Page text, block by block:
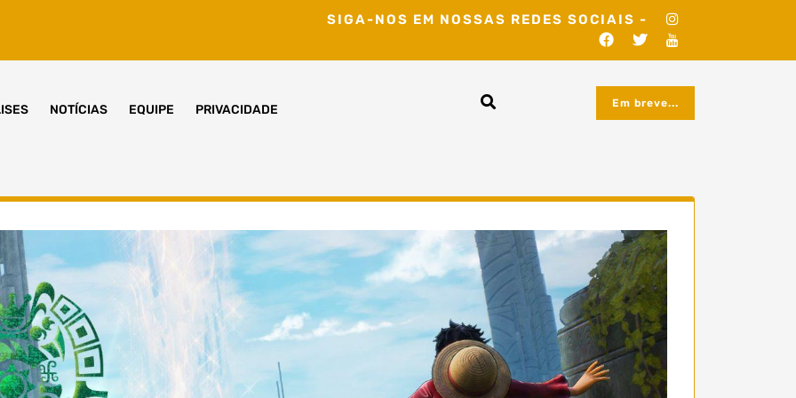
SIGA-NOS EM NOSSAS REDES SOCIAIS -
NOTÍCIAS EQUIPE PRIVACIDADE Em breve...